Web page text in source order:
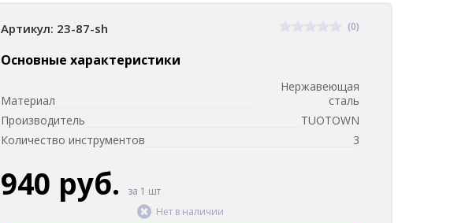
Артикул: 23-87-sh (0)
Основные характеристики
Материал
Нержавеющая
сталь
Производитель
TUOTOWN
Количество инструментов
3
940 руб.
за 1 шт
Нет в наличии